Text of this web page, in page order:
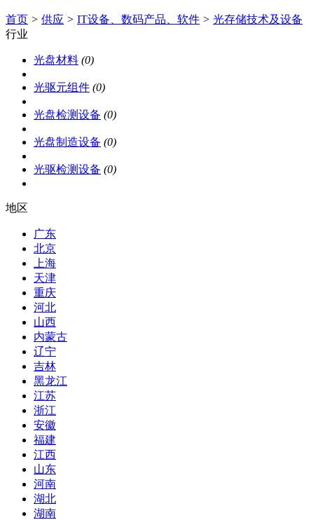
首页 > 供应 > IT设备、数码产品、软件 > 光存储技术及设备
行业
光盘材料 (0)
光驱元组件 (0)
光盘检测设备 (0)
光盘制造设备 (0)
光驱检测设备 (0)
地区
广东
北京
上海
天津
重庆
河北
山西
内蒙古
辽宁
吉林
黑龙江
江苏
浙江
安徽
福建
江西
山东
河南
湖北
湖南